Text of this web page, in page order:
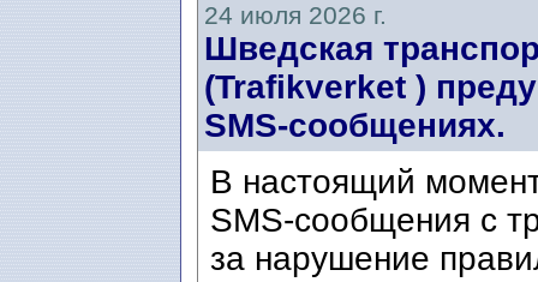
24 июля 2026 г.
Шведская
(Trafikverket )
SMS-сообщениях.
В настоящий
SMS-сообщения с
за нарушение